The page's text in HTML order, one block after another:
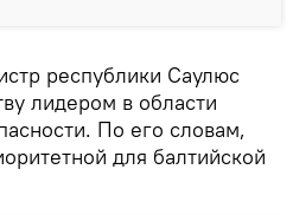
республики Саулюс
лидером в области
По его словам,
для балтийской